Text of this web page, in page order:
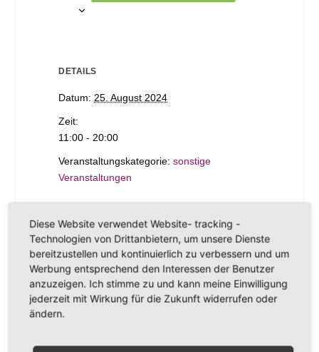
DETAILS
Datum: 25. August 2024
Zeit:
11:00 - 20:00
Veranstaltungskategorie: sonstige
Veranstaltungen
SchorleXpress mit
dem Weingut V.
Griebel am Samstag
SchorleXpress mit
dem Weingut
Klingel am Samstag
Diese Website verwendet Website- tracking -
Technologien von Drittanbietern, um unsere Dienste
bereitzustellen und kontinuierlich zu verbessern und um
Werbung entsprechend den Interessen der Benutzer
anzuzeigen. Ich stimme zu und kann meine Einwilligung
jederzeit mit Wirkung für die Zukunft widerrufen oder
ändern.